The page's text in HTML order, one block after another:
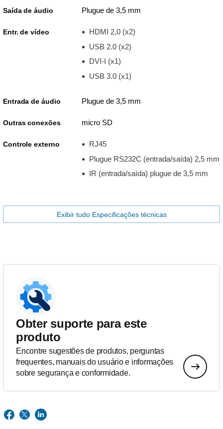
Saída de áudio Plugue de 3,5 mm
Entr. de vídeo
HDMI 2,0 (x2)
USB 2.0 (x2)
DVI-I (x1)
USB 3.0 (x1)
Entrada de áudio Plugue de 3,5 mm
Outras conexões micro SD
Controle externo
RJ45
Plugue RS232C (entrada/saída) 2,5 mm
IR (entrada/saída) plugue de 3,5 mm
Exibir tudo Especificações técnicas
Obter suporte para este
produto
Encontre sugestões de produtos, perguntas
frequentes, manuais do usuário e informações
sobre segurança e conformidade.